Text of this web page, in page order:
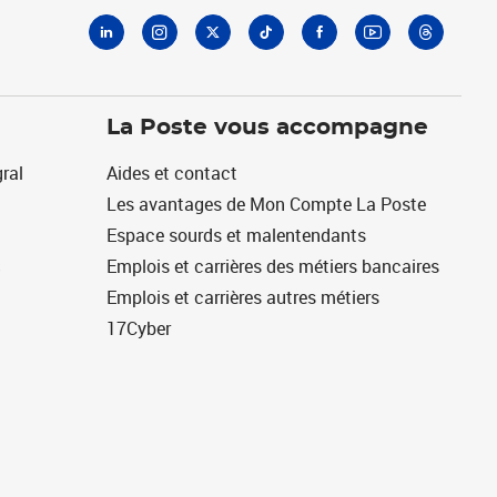
La Poste vous accompagne
Aides et contact
Les avantages de Mon Compte La Poste
Espace sourds et malentendants
Emplois et carrières des métiers bancaires
Emplois et carrières autres métiers
17Cyber